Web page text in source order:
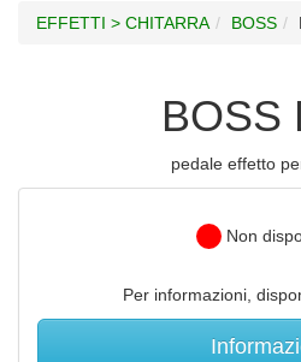
EFFETTI > CHITARRA BOSS
BOSS
pedale effetto
Non
Per informazioni,